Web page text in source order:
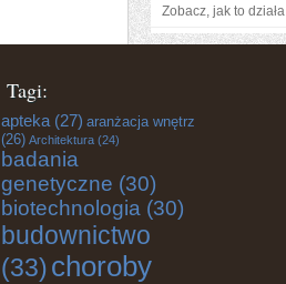
Zobacz, jak to działa
Tagi:
apteka (27) aranżacja wnętrz
(26) Architektura (24)
badania
genetyczne (30)
biotechnologia (30)
budownictwo
(33)choroby